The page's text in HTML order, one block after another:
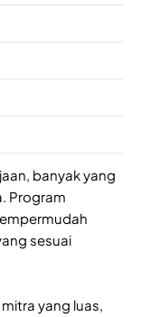
banyak yang
Program
sesuai
yang luas,